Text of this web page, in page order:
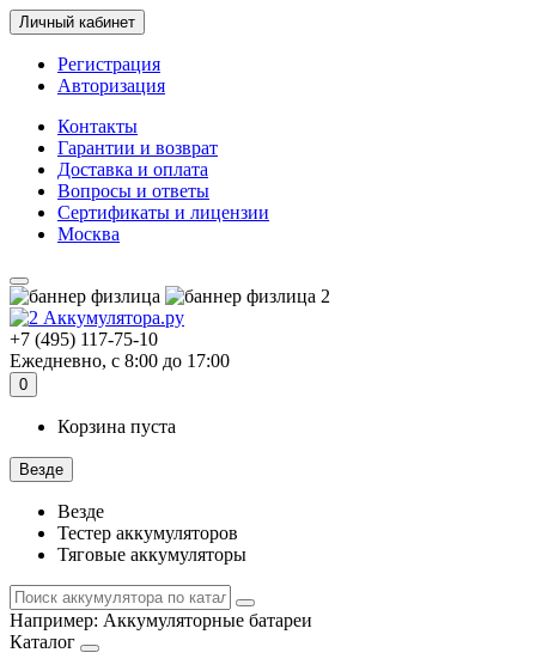
Личный кабинет
Регистрация
Авторизация
Контакты
Гарантии и возврат
Доставка и оплата
Вопросы и ответы
Сертификаты и лицензии
Москва
+7 (495) 117-75-10
Ежедневно, с 8:00 до 17:00
0
Корзина пуста
Везде
Везде
Тестер аккумуляторов
Тяговые аккумуляторы
Например: Аккумуляторные батареи
Каталог